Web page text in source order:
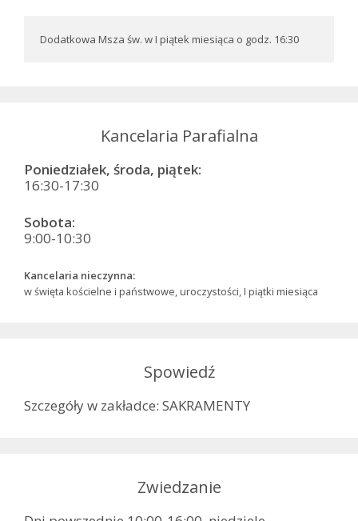
Dodatkowa Msza św. w I piątek miesiąca o godz. 16:30
Kancelaria Parafialna
Poniedziałek, środa, piątek:
16:30-17:30
Sobota:
9:00-10:30
Kancelaria nieczynna:
w święta kościelne i państwowe, uroczystości, I piątki miesiąca
Spowiedź
Szczegóły w zakładce: SAKRAMENTY
Zwiedzanie